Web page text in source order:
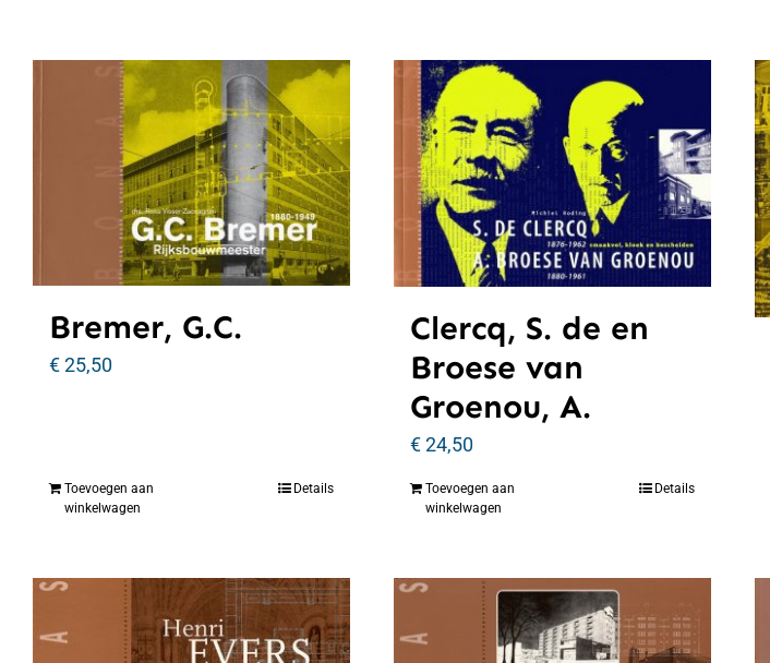
Bremer, G.C.
€25,50
Toevoegen aan
winkelwagen
Details
Clercq, S. de en
Broese van
Groenou, A.
€24,50
Toevoegen aan
winkelwagen
Details